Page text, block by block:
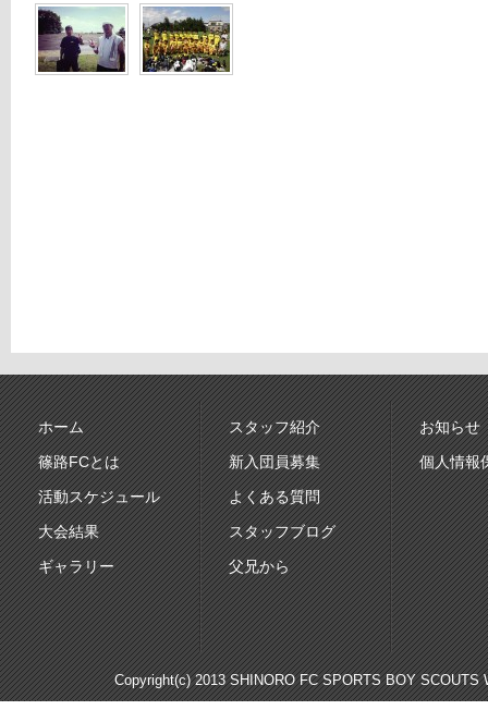
ホーム
篠路FCとは
活動スケジュール
大会結果
ギャラリー
スタッフ紹介
新入団員募集
よくある質問
スタッフブログ
父兄から
お知らせ
個人情報
Copyright(c) 2013 SHINORO FC SPORTS BOY